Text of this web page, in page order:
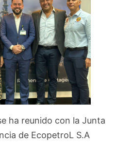
ha reunido con la Junta
de EcopetroL S.A